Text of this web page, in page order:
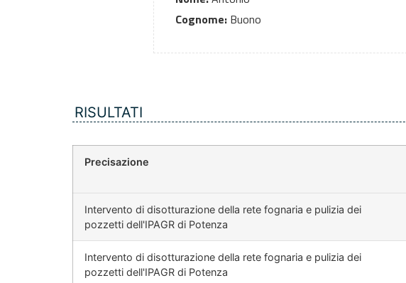
Cognome: Buono
RISULTATI
Precisazione
Intervento di disotturazione della rete fognaria e pulizia dei
pozzetti dell'IPAGR di Potenza
Intervento di disotturazione della rete fognaria e pulizia dei
pozzetti dell'IPAGR di Potenza